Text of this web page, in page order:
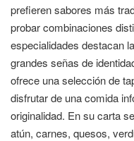
prefieren sabores más
probar combinaciones
especialidades destacan
grandes señas de
ofrece una selección de
disfrutar de una comida
originalidad. En su carta
atún, carnes, quesos,